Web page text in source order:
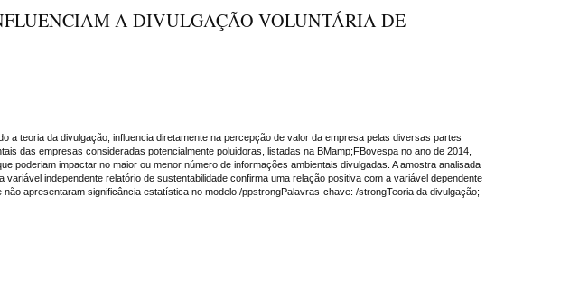
A DIVULGAÇÃO VOLUNTÁRIA DE
teoria da divulgação, influencia diretamente na percepção de valor da empresa pelas diversas partes
das empresas consideradas potencialmente poluidoras, listadas na BMamp;FBovespa no ano de 2014,
impactar no maior ou menor número de informações ambientais divulgadas. A amostra analisada
independente relatório de sustentabilidade confirma uma relação positiva com a variável dependente
apresentaram significância estatística no modelo./ppstrongPalavras-chave: /strongTeoria da divulgação;